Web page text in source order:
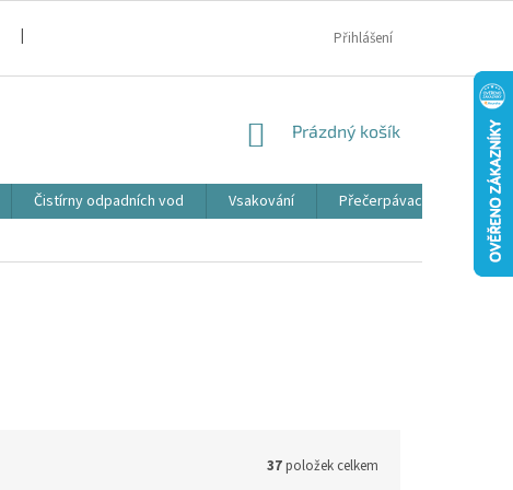
Přihlášení
NÁKUPNÍ
Prázdný košík
Čistírny odpadních vod Vsakování Přečerpávací jímky
37položek celkem